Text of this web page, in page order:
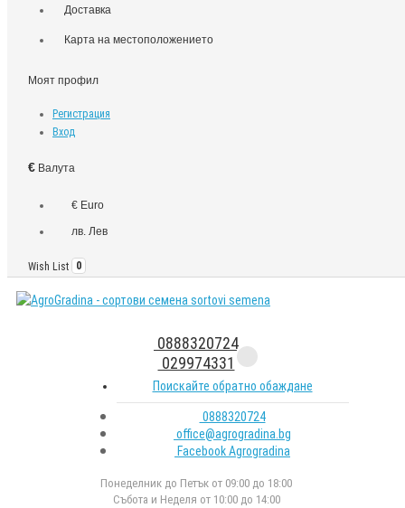
Доставка
Карта на местоположението
Моят профил
Регистрация
Вход
€ Валута
€ Euro
лв. Лев
Wish List 0
0888320724
029974331
Поискайте обратно обаждане
0888320724
office@agrogradina.bg
Facebook Agrogradina
Понеделник до Петък от 09:00 до 18:00
Събота и Неделя от 10:00 до 14:00